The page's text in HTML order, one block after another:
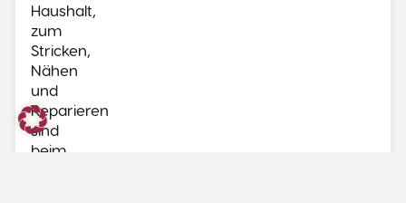
Haushalt,
zum
Stricken,
Nähen
und
Reparieren
sind
beim